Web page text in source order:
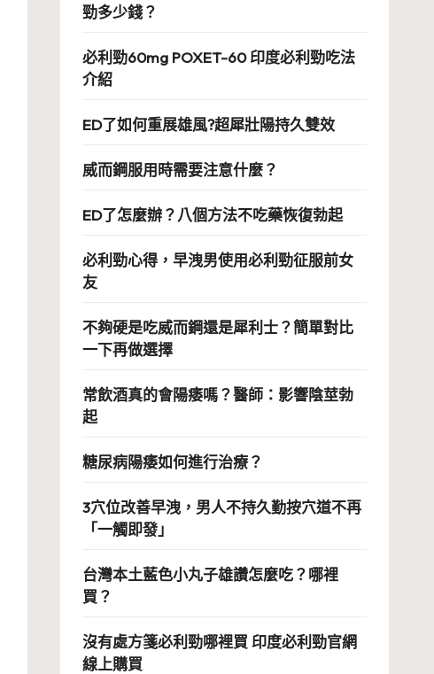
勁多少錢？
必利勁60mg POXET-60 印度必利勁吃法
介紹
ED了如何重展雄風?超犀壯陽持久雙效
威而鋼服用時需要注意什麼？
ED了怎麼辦？八個方法不吃藥恢復勃起
必利勁心得，早洩男使用必利勁征服前女
友
不夠硬是吃威而鋼還是犀利士？簡單對比
一下再做選擇
常飲酒真的會陽痿嗎？醫師：影響陰莖勃
起
糖尿病陽痿如何進行治療？
3穴位改善早洩，男人不持久勤按穴道不再
「一觸即發」
台灣本土藍色小丸子雄讚怎麼吃？哪裡
買？
沒有處方箋必利勁哪裡買 印度必利勁官網
線上購買